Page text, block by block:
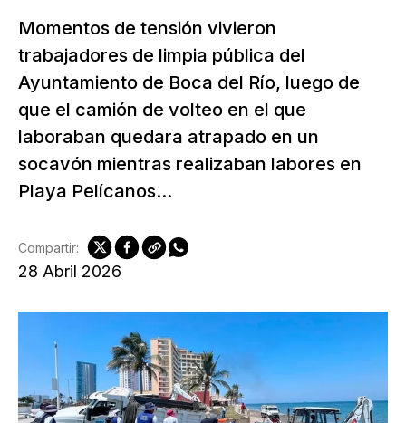
Momentos de tensión vivieron
trabajadores de limpia pública del
Ayuntamiento de Boca del Río, luego de
que el camión de volteo en el que
laboraban quedara atrapado en un
socavón mientras realizaban labores en
Playa Pelícanos...
28 Abril 2026
Compartir: